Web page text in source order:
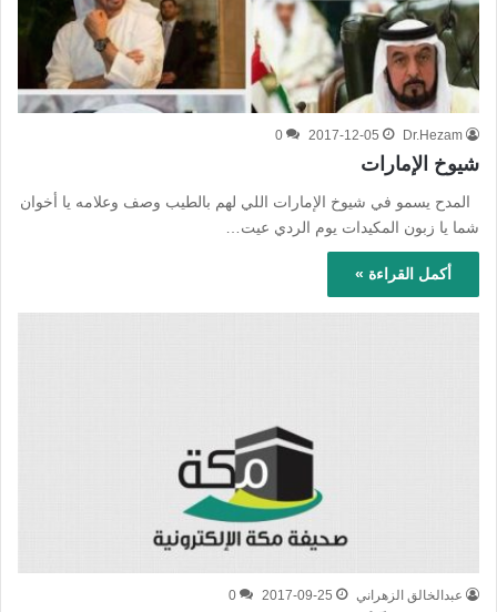
Dr.Hezam
2017-12-05
0
شيوخ الإمارات
المدح يسمو في شيوخ الإمارات اللي لهم بالطيب وصف وعلامه يا أخوان
شما يا زبون المكيدات يوم الردي عيت…
أكمل القراءة »
عبدالخالق الزهراني 2017-09-25
0